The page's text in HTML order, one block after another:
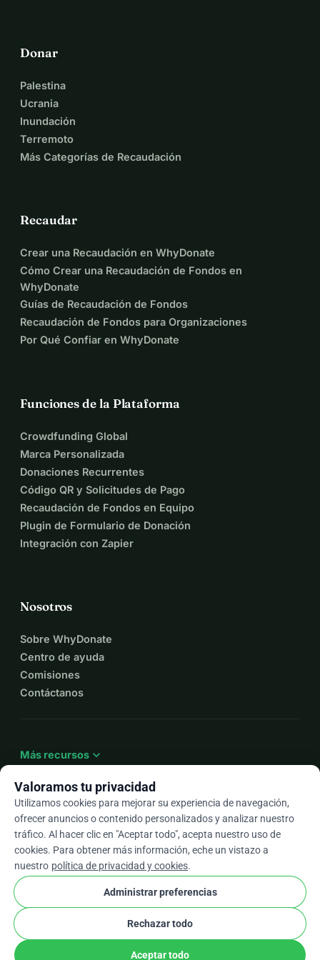
Donar
Palestina
Ucrania
Inundación
Terremoto
Más Categorías de Recaudación
Recaudar
Crear una Recaudación en WhyDonate
Cómo Crear una Recaudación de Fondos en
WhyDonate
Guías de Recaudación de Fondos
Recaudación de Fondos para Organizaciones
Por Qué Confiar en WhyDonate
Funciones de la Plataforma
Crowdfunding Global
Marca Personalizada
Donaciones Recurrentes
Código QR y Solicitudes de Pago
Recaudación de Fondos en Equipo
Plugin de Formulario de Donación
Integración con Zapier
Nosotros
Sobre WhyDonate
Centro de ayuda
Comisiones
Contáctanos
Más recursos expand_more
Esarrow_drop_down
★★★★★4,9 / 5 según más de 500 reseñas
WhyDonate
Privacidad y cookies
Términos y condiciones
stripe check Socio Verificado
Valoramos tu privacidad
Utilizamos cookies para mejorar su experiencia de navegación,
ofrecer anuncios o contenido personalizados y analizar nuestro
tráfico. Al hacer clic en "Aceptar todo", acepta nuestro uso de
cookies. Para obtener más información, eche un vistazo a
nuestro política de privacidad y cookies.
Administrar preferencias
Rechazar todo
Aceptar todo